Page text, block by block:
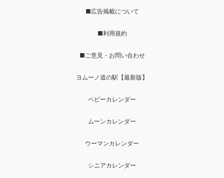
■広告掲載について
■利用規約
■ご意見・お問い合わせ
ヨムーノ道の駅【最新版】
ベビーカレンダー
ムーンカレンダー
ウーマンカレンダー
シニアカレンダー